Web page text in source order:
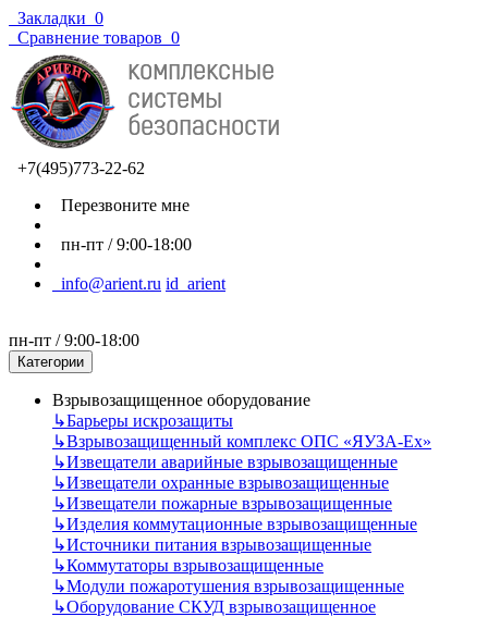
Закладки 0
Сравнение товаров 0
+7(495)773-22-62
Перезвоните мне
пн-пт / 9:00-18:00
info@arient.ru id_arient
пн-пт / 9:00-18:00
Категории
Взрывозащищенное оборудование
↳Барьеры искрозащиты
↳Взрывозащищенный комплекс ОПС «ЯУЗА-Ех»
↳Извещатели аварийные взрывозащищенные
↳Извещатели охранные взрывозащищенные
↳Извещатели пожарные взрывозащищенные
↳Изделия коммутационные взрывозащищенные
↳Источники питания взрывозащищенные
↳Коммутаторы взрывозащищенные
↳Модули пожаротушения взрывозащищенные
↳Оборудование СКУД взрывозащищенное